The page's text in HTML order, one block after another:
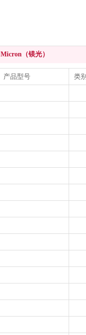
Micron（镁光）
产品型号 类